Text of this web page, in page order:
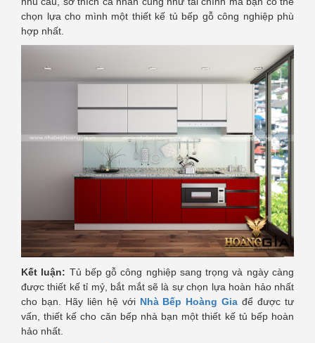
chọn lựa cho mình một thiết kế tủ bếp gỗ công nghiệp phù
hợp nhất.
Kết luận: Tủ bếp gỗ công nghiệp sang trọng và ngày càng
được thiết kế tỉ mỷ, bắt mắt sẽ là sự chọn lựa hoàn hảo nhất
cho bạn. Hãy liên hệ vớiNhà Bếp Hoàng Gia để được tư
vấn, thiết kế cho căn bếp nhà bạn một thiết kế tủ bếp hoàn
hảo nhất.